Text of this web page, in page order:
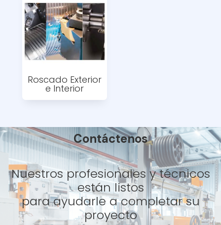
Roscado Exterior
e Interior
Contáctenos
Nuestros profesionales y técnicos
están listos
para ayudarle a completar su
proyecto